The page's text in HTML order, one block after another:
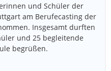
und Schüler der
am Berufecasting der
Insgesamt durften
und 25 begleitende
begrüßen.